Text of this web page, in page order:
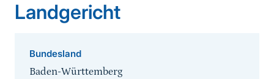
Landgericht
Bundesland
Baden-Württemberg